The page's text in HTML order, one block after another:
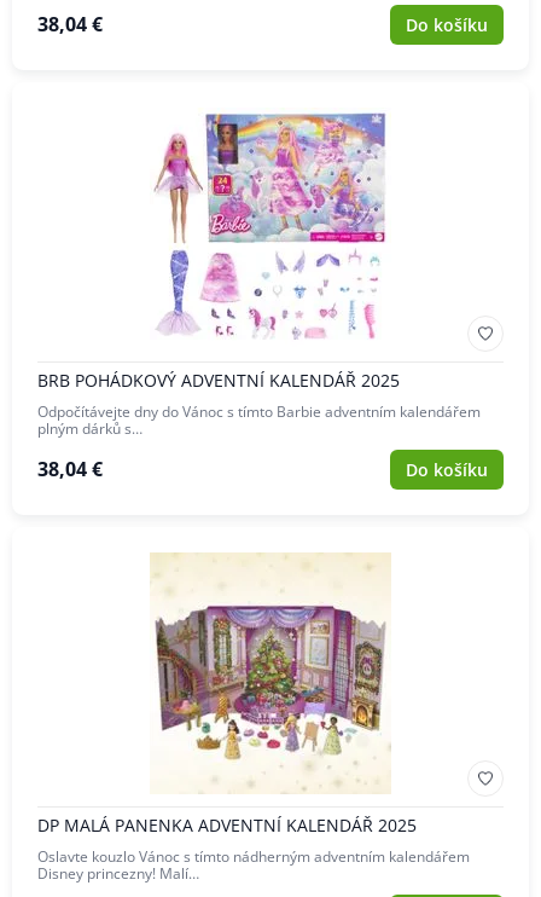
38,04 € Do košíku
BRB POHÁDKOVÝ ADVENTNÍ KALENDÁŘ 2025
Odpočítávejte dny do Vánoc s tímto Barbie adventním kalendářem
plným dárků s…
38,04 € Do košíku
DP MALÁ PANENKA ADVENTNÍ KALENDÁŘ 2025
Oslavte kouzlo Vánoc s tímto nádherným adventním kalendářem
Disney princezny! Malí…